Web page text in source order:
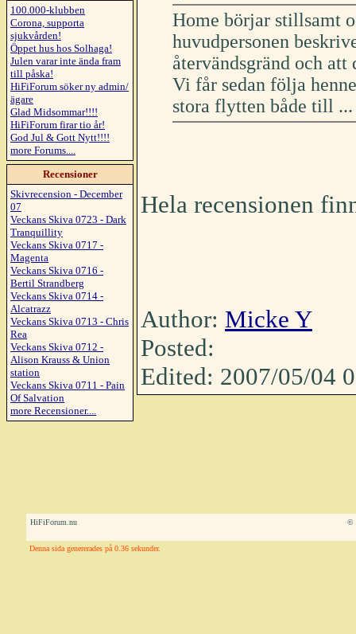
100.000-klubben
Corona, supporta
sjukvården!
Öppet hus hos Solhaga!
Julen varar inte ända fram
till påska!
HiFiForum söker ny admin/
ägare
Glad Midsommar!!!!
HiFiForum firar tio år!
God Jul & Gott Nytt!!!!
more Forums....
Recensioner
Skivrecension - December
07
Veckans Skiva 0723 - Dark
Tranquillity
Veckans Skiva 0717 -
Magenta
Veckans Skiva 0716 -
Bertil Strandberg
Veckans Skiva 0714 -
Alcatrazz
Veckans Skiva 0713 - Chris
Rea
Veckans Skiva 0712 -
Alison Krauss & Union
station
Veckans Skiva 0711 - Pain
Of Salvation
more Recensioner....
Home börjar stillsamt
huvudpersonen
återvändsgränd och
Vi får sedan följa
stora flytten både till ...
Hela recensionen
Author: Micke Y
Posted:
Edited: 2007/05/04
HiFiForum.nu ©
Denna sida genererades på 0.36 sekunder.